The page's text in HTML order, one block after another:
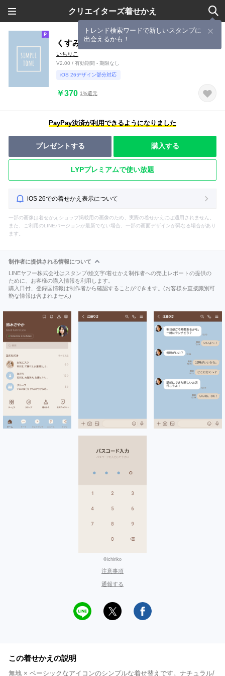
クリエイターズ着せかえ
トレンド検索ワードで新しいスタンプに
出会えるかも！
くすみ ライトブルー
いちりこ
V2.00 / 有効期間 - 期限なし
iOS 26デザイン部分対応
￥370 1%還元
PayPay決済が利用できるようになりました
プレゼントする 購入する
LYPプレミアムで使い放題
iOS 26での着せかえ表示について
一部の画像は着せかえショップ掲載用の画像のため、実際の着せかえには適用されません。
また、ご利用のLINEバージョンが最新でない場合、一部の画面デザインが異なる場合があり
ます。
制作者に提供される情報について
LINEヤフー株式会社はスタンプ/絵文字/着せかえ制作者への売上レポートの提供の
ために、お客様の購入情報を利用します。
購入日付、登録国情報は制作者から確認することができます。(お客様を直接識別可
能な情報は含まれません)
©ichiriko
注意事項
通報する
この着せかえの説明
無地 × ベーシックなアイコンのシンプルな着せ替えです。ナチュラル/